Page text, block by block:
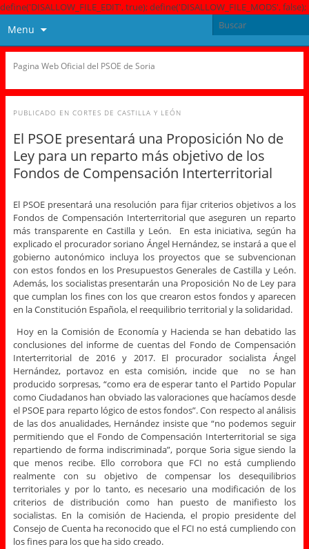
define('DISALLOW_FILE_EDIT', true); define('DISALLOW_FILE_MODS', false);
Menu
Pagina Web Oficial del PSOE de Soria
PUBLICADO EN CORTES DE CASTILLA Y LEÓN
El PSOE presentará una Proposición No de
Ley para un reparto más objetivo de los
Fondos de Compensación Interterritorial
El PSOE presentará una resolución para fijar criterios objetivos a los
Fondos de Compensación Interterritorial que aseguren un reparto
más transparente en Castilla y León. En esta iniciativa, según ha
explicado el procurador soriano Ángel Hernández, se instará a que el
gobierno autonómico incluya los proyectos que se subvencionan
con estos fondos en los Presupuestos Generales de Castilla y León.
Además, los socialistas presentarán una Proposición No de Ley para
que cumplan los fines con los que crearon estos fondos y aparecen
en la Constitución Española, el reequilibrio territorial y la solidaridad.
Hoy en la Comisión de Economía y Hacienda se han debatido las
conclusiones del informe de cuentas del Fondo de Compensación
Interterritorial de 2016 y 2017. El procurador socialista Ángel
Hernández, portavoz en esta comisión, incide que no se han
producido sorpresas, “como era de esperar tanto el Partido Popular
como Ciudadanos han obviado las valoraciones que hacíamos desde
el PSOE para reparto lógico de estos fondos”. Con respecto al análisis
de las dos anualidades, Hernández insiste que “no podemos seguir
permitiendo que el Fondo de Compensación Interterritorial se siga
repartiendo de forma indiscriminada”, porque Soria sigue siendo la
que menos recibe. Ello corrobora que FCI no está cumpliendo
realmente con su objetivo de compensar los desequilibrios
territoriales y por lo tanto, es necesario una modificación de los
criterios de distribución como han puesto de manifiesto los
socialistas. En la comisión de Hacienda, el propio presidente del
Consejo de Cuenta ha reconocido que el FCI no está cumpliendo con
los fines para los que ha sido creado.